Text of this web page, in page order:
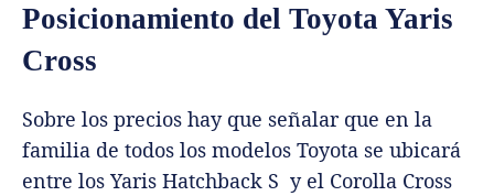
Posicionamiento del Toyota Yaris
Cross
Sobre los precios hay que señalar que en la
familia de todos los modelos Toyota se ubicará
entre los Yaris Hatchback S y el Corolla Cross